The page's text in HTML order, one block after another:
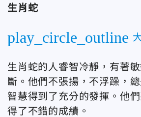
生肖蛇
play_circle_outline
生肖蛇的人睿智冷靜，有著
斷。他們不張揚，不浮躁，
智慧得到了充分的發揮。他
得了不錯的成績。